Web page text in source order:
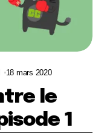
18 mars 2020
le
1